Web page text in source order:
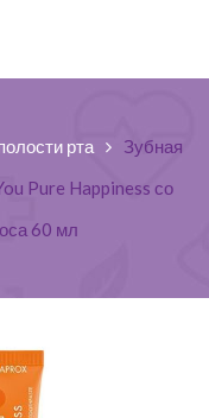
рта
Зубная
Pure Happiness со
60 мл